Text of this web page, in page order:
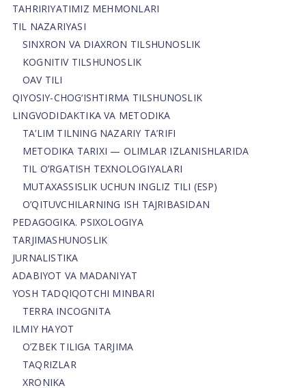
TAHRIRIYATIMIZ MEHMONLARI
TIL NAZARIYASI
SINXRON VA DIAXRON TILSHUNOSLIK
KOGNITIV TILSHUNOSLIK
OAV TILI
QIYOSIY-CHOG‘ISHTIRMA TILSHUNOSLIK
LINGVODIDAKTIKA VA METODIKA
TA’LIM TILNING NAZARIY TA’RIFI
METODIKA TARIXI — OLIMLAR IZLANISHLARIDA
TIL O’RGATISH TEXNOLOGIYALARI
MUTAXASSISLIK UCHUN INGLIZ TILI (ESP)
O’QITUVCHILARNING ISH TAJRIBASIDAN
PEDAGOGIKA. PSIXOLOGIYA
TARJIMASHUNOSLIK
JURNALISTIKA
ADABIYOT VA MADANIYAT
YOSH TADQIQOTCHI MINBARI
TERRA INCOGNITA
ILMIY HAYOT
O’ZBEK TILIGA TARJIMA
TAQRIZLAR
XRONIKA